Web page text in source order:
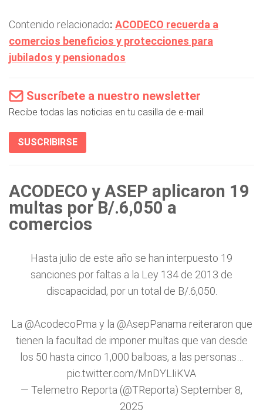
Contenido relacionado: ACODECO recuerda a
comercios beneficios y protecciones para
jubilados y pensionados
Suscríbete a nuestro newsletter
Recibe todas las noticias en tu casilla de e-mail.
SUSCRIBIRSE
ACODECO y ASEP aplicaron 19
multas por B/.6,050 a
comercios
Hasta julio de este año se han interpuesto 19
sanciones por faltas a la Ley 134 de 2013 de
discapacidad, por un total de B/.6,050.
La @AcodecoPma y la @AsepPanama reiteraron que
tienen la facultad de imponer multas que van desde
los 50 hasta cinco 1,000 balboas, a las personas…
pic.twitter.com/MnDYLIiKVA
— Telemetro Reporta (@TReporta) September 8,
2025